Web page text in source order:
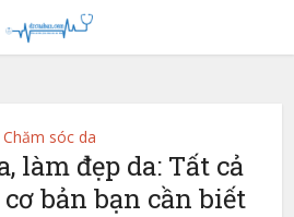
Chăm sóc da
làm đẹp da: Tất cả
bản bạn cần biết